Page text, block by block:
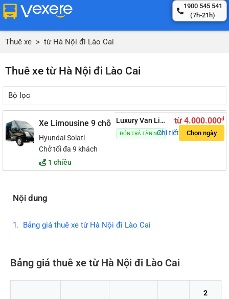
1900 545 541
(7h-21h)
Thuê xe > từ Hà Nội đi Lào Cai
Thuê xe từ Hà Nội đi Lào Cai
Bộ lọc
Xe Limousine 9 chỗ
Hyundai Solati
Chở tối đa 9 khách
1 chiều
Luxury Van Limousine 5.0
ĐÓN TRẢ TẬN NƠI
từ 4.000.000đ
Chi tiết Chọn ngày
Nội dung
Bảng giá thuê xe từ Hà Nội đi Lào Cai
Bảng giá thuê xe từ Hà Nội đi Lào Cai
2